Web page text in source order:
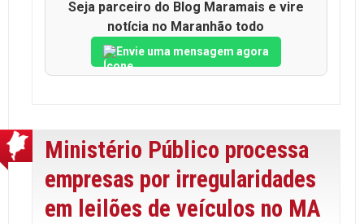
Seja parceiro do Blog Maramais e vire
notícia no Maranhão todo
Envie uma mensagem agora
Ministério Público processa
empresas por irregularidades
em leilões de veículos no MA